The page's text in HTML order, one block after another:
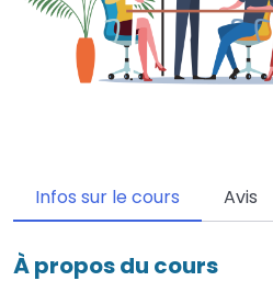
Infos sur le cours Avis
À propos du cours